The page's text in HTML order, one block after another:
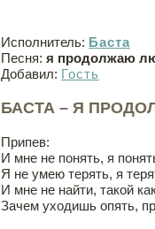
Исполнитель: Баста
Песня: я продолжаю
Добавил: Гость
БАСТА – Я
Припев:
И мне не понять, я
Я не умею терять, я
И мне не найти, такой
Зачем уходишь опять,